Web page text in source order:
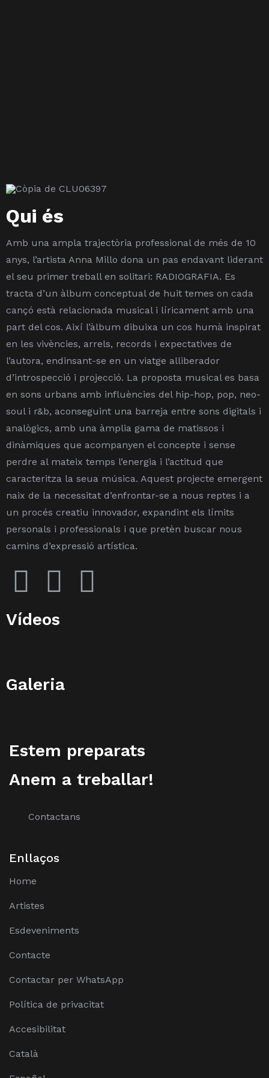
Qui és
Amb una ampla trajectòria professional de més de 10
anys, l’artista Anna Millo dona un pas endavant liderant
el seu primer treball en solitari: RADIOGRAFIA. Es
tracta d’un àlbum conceptual de huit temes on cada
cançó està relacionada musical i líricament amb una
part del cos. Així l’àlbum dibuixa un cos humà inspirat
en les vivències, arrels, records i expectatives de
l’autora, endinsant-se en un viatge alliberador
d’introspecció i projecció. La proposta musical es basa
en sons urbans amb influències del hip-hop, pop, neo-
soul i r&b, aconseguint una barreja entre sons digitals i
analògics, amb una àmplia gama de matissos i
dinàmiques que acompanyen el concepte i sense
perdre al mateix temps l’energia i l’actitud que
caracteritza la seua música. Aquest projecte emergent
naix de la necessitat d’enfrontar-se a nous reptes i a
un procés creatiu innovador, expandint els límits
personals i professionals i que pretèn buscar nous
camins d’expressió artística.
Vídeos
Galeria
Estem preparats
Anem a treballar!
Contactans
Enllaços
Home
Artistes
Esdeveniments
Contacte
Contactar per WhatsApp
Política de privacitat
Accesibilitat
Català